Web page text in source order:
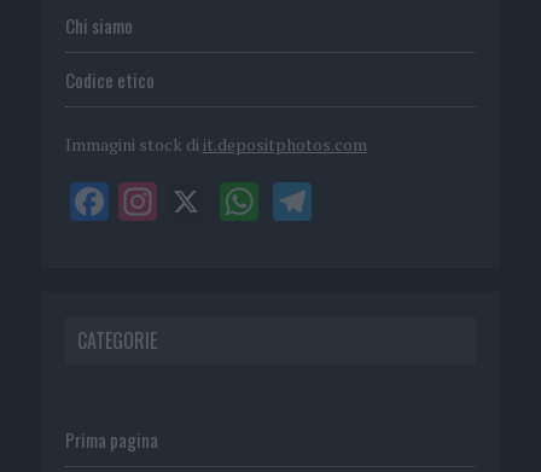
Chi siamo
Codice etico
Immagini stock di it.depositphotos.com
CATEGORIE
Prima pagina